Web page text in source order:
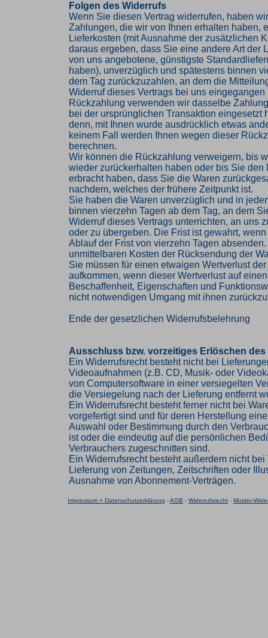
Folgen des Widerrufs
Wenn Sie diesen Vertrag widerrufen, haben
Zahlungen, die wir von Ihnen erhalten haben,
Lieferkosten (mit Ausnahme der zusätzlichen
daraus ergeben, dass Sie eine andere Art der
von uns angebotene, günstigste
haben), unverzüglich und spätestens binnen
dem Tag zurückzuzahlen, an dem die
Widerruf dieses Vertrags bei uns eingegangen
Rückzahlung verwenden wir dasselbe
bei der ursprünglichen Transaktion eingesetzt
denn, mit Ihnen wurde ausdrücklich etwas
keinem Fall werden Ihnen wegen dieser
berechnen.
Wir können die Rückzahlung verweigern, bis
wieder zurückerhalten haben oder bis Sie den
erbracht haben, dass Sie die Waren
nachdem, welches der frühere Zeitpunkt ist.
Sie haben die Waren unverzüglich und in
binnen vierzehn Tagen ab dem Tag, an dem
Widerruf dieses Vertrags unterrichten, an uns
oder zu übergeben. Die Frist ist gewahrt,
Ablauf der Frist von vierzehn Tagen
unmittelbaren Kosten der Rücksendung der
Sie müssen für einen etwaigen Wertverlust
aufkommen, wenn dieser Wertverlust auf
Beschaffenheit, Eigenschaften und
nicht notwendigen Umgang mit ihnen
Ende der gesetzlichen Widerrufsbelehrung
Ausschluss bzw. vorzeitiges Erlöschen
Ein Widerrufsrecht besteht nicht bei
Videoaufnahmen (z.B. CD, Musik- oder
von Computersoftware in einer versiegelten
die Versiegelung nach der Lieferung entfernt
Ein Widerrufsrecht besteht ferner nicht bei
vorgefertigt sind und für deren Herstellung
Auswahl oder Bestimmung durch den
ist oder die eindeutig auf die persönlichen
Verbrauchers zugeschnitten sind.
Ein Widerrufsrecht besteht außerdem nicht bei
Lieferung von Zeitungen, Zeitschriften oder
Ausnahme von Abonnement-Verträgen.
Impressum + Datenschutzerklärung -AGB - Widerrufsrecht - Muster-